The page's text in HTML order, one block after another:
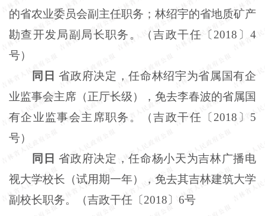
的省农业委员会副主任职务；林绍宇的省地质矿产
勘查开发局副局长职务。（吉政干任〔2018〕4
号）
同日 省政府决定，任命林绍宇为省属国有企
业监事会主席（正厅长级），免去李春波的省属国
有企业监事会主席职务。（吉政干任〔2018〕5
号）
同日 省政府决定，任命杨小天为吉林广播电
视大学校长（试用期一年），免去其吉林建筑大学
副校长职务。（吉政干任〔2018〕6号